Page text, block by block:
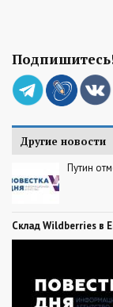
Другие новости
Путин
Склад Wildberries в